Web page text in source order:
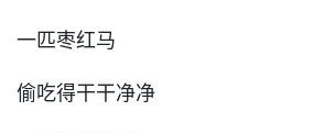
一匹枣红马
偷吃得干干净净